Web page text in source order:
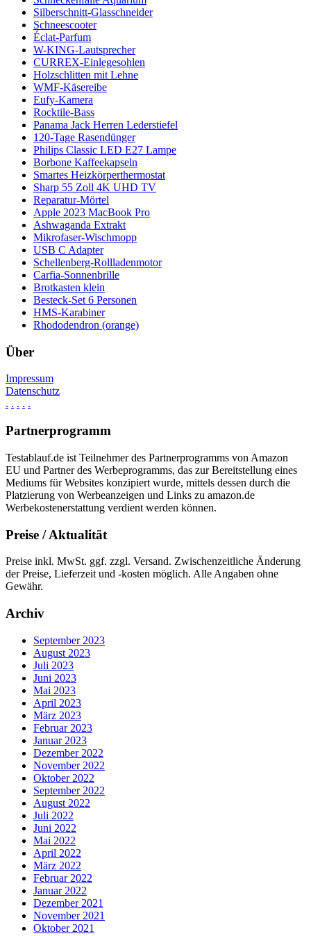
Silberschnitt-Glasschneider
Schneescooter
Éclat-Parfum
W-KING-Lautsprecher
CURREX-Einlegesohlen
Holzschlitten mit Lehne
WMF-Käsereibe
Eufy-Kamera
Rocktile-Bass
Panama Jack Herren Lederstiefel
120-Tage Rasendünger
Philips Classic LED E27 Lampe
Borbone Kaffeekapseln
Smartes Heizkörperthermostat
Sharp 55 Zoll 4K UHD TV
Reparatur-Mörtel
Apple 2023 MacBook Pro
Ashwaganda Extrakt
Mikrofaser-Wischmopp
USB C Adapter
Schellenberg-Rollladenmotor
Carfia-Sonnenbrille
Brotkasten klein
Besteck-Set 6 Personen
HMS-Karabiner
Rhododendron (orange)
Über
Impressum
Datenschutz
. . . . .
Partnerprogramm
Testablauf.de ist Teilnehmer des Partnerprogramms von Amazon
EU und Partner des Werbeprogramms, das zur Bereitstellung eines
Mediums für Websites konzipiert wurde, mittels dessen durch die
Platzierung von Werbeanzeigen und Links zu amazon.de
Werbekostenerstattung verdient werden können.
Preise / Aktualität
Preise inkl. MwSt. ggf. zzgl. Versand. Zwischenzeitliche Änderung
der Preise, Lieferzeit und -kosten möglich. Alle Angaben ohne
Gewähr.
Archiv
September 2023
August 2023
Juli 2023
Juni 2023
Mai 2023
April 2023
März 2023
Februar 2023
Januar 2023
Dezember 2022
November 2022
Oktober 2022
September 2022
August 2022
Juli 2022
Juni 2022
Mai 2022
April 2022
März 2022
Februar 2022
Januar 2022
Dezember 2021
November 2021
Oktober 2021